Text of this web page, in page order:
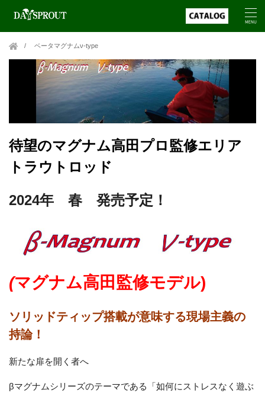
ベータマグナムν-type
待望のマグナム高田プロ監修エリア
トラウトロッド
2024年 春 発売予定！
(マグナム高田監修モデル)
ソリッドティップ搭載が意味する現場主義の
持論！
新たな扉を開く者へ
βマグナムシリーズのテーマである「如何にストレスなく遊ぶ